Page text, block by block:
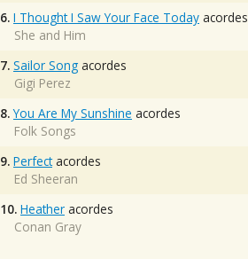
6. I Thought I Saw Your Face Today acordes
She and Him
7. Sailor Song acordes
Gigi Perez
8. You Are My Sunshine acordes
Folk Songs
9. Perfectacordes
Ed Sheeran
10. Heather acordes
Conan Gray